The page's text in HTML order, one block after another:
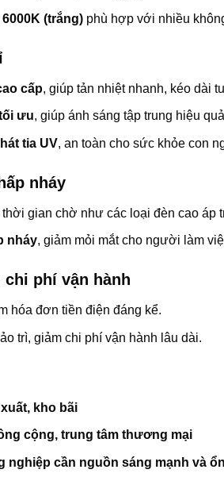
(trắng)phù hợp với nhiều
cấp, giúp tản nhiệt nhanh, kéo dài
ưu, giúp ánh sáng tập trung hiệu
tia UV, an toàn cho sức khỏe con
nháy
thời gian chờ như các loại đèn cao áp
nháy, giảm mỏi mắt cho người làm
phí vận hành
hóa đơn tiền điện đáng kể.
trì, giảm chi phí vận hành lâu dài.
kho bãi
cộng, trung tâm thương mại
nghiệp cần nguồn sáng mạnh và